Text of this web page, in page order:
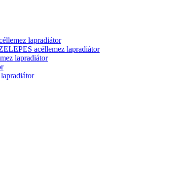
lapradiátor
acéllemez lapradiátor
lapradiátor